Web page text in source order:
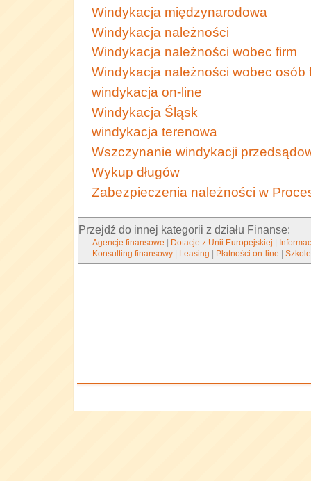
Windykacja międzynarodowa
Windykacja należności
Windykacja należności wobec firm
Windykacja należności wobec osób
windykacja on-line
Windykacja Śląsk
windykacja terenowa
Wszczynanie windykacji
Wykup długów
Zabezpieczenia należności w
Przejdź do innej kategorii z działu Finanse:
Agencje finansowe | Dotacje z Unii Europejskiej |
Konsulting finansowy | Leasing | Płatności on-line |